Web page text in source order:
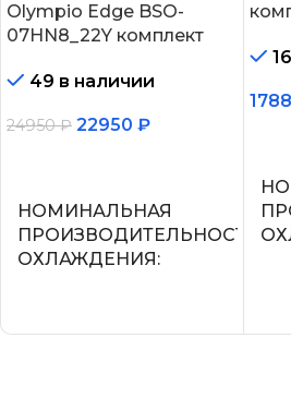
Olympio Edge BSO-
07HN8_22Y комплект
49 в наличии
24950₽ 22950 ₽
НОМИНАЛЬНАЯ
ПРОИЗВОДИТЕЛЬНОСТЬ
ОХЛАЖДЕНИЯ